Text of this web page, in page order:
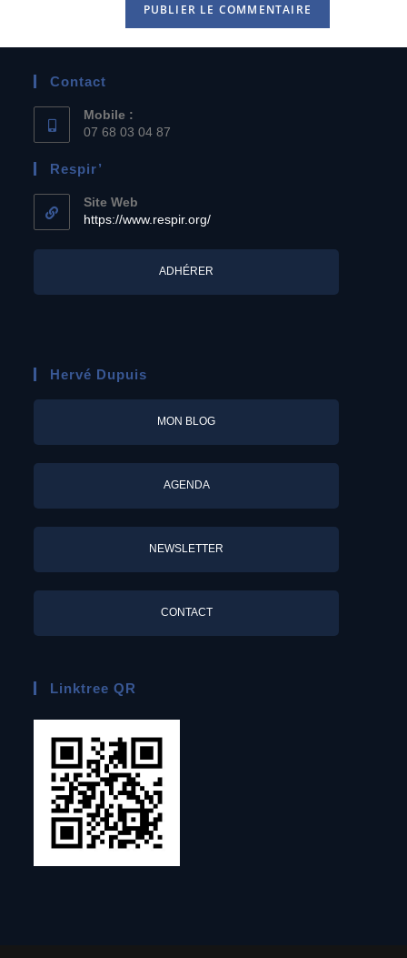
Contact
Mobile :
07 68 03 04 87
Respir’
Site Web
https://www.respir.org/
ADHÉRER
Hervé Dupuis
MON BLOG
AGENDA
NEWSLETTER
CONTACT
Linktree QR